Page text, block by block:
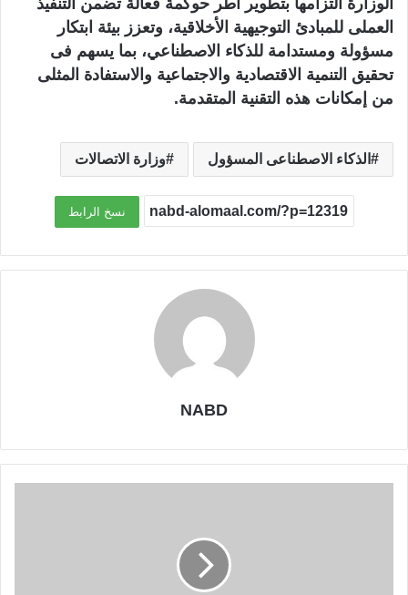
الوزارة التزامها بتطوير أطر حوكمة فعالة تضمن التنفيذ
العملى للمبادئ التوجيهية الأخلاقية، وتعزز بيئة ابتكار
مسؤولة ومستدامة للذكاء الاصطناعي، بما يسهم فى
تحقيق التنمية الاقتصادية والاجتماعية والاستفادة المثلى
من إمكانات هذه التقنية المتقدمة.
الذكاء الاصطناعى المسؤول وزارة الاتصالات
نسخ الرابط
NABD